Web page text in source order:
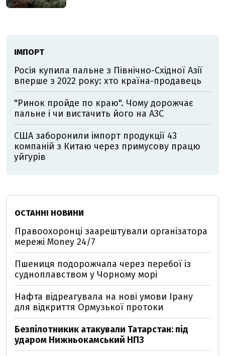
ІМПОРТ
Росія купила пальне з Північно-Східної Азії
вперше з 2022 року: хто країна-продавець
"Ринок пройде по краю". Чому дорожчає
пальне і чи вистачить його на АЗС
США заборонили імпорт продукції 43
компаній з Китаю через примусову працю
уйгурів
ОСТАННІ НОВИНИ
Правоохоронці заарештували організатора
мережі Money 24/7
Пшениця подорожчала через перебої із
судноплавством у Чорному морі
Нафта відреагувала на нові умови Ірану
для відкриття Ормузької протоки
Безпілотникик атакували Татарстан: під
ударом Нижньокамський НПЗ